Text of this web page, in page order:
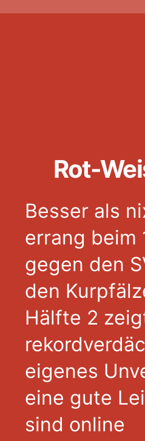
Rot-
Besser als
errang beim
gegen den
den
Hälfte 2
eigenes
eine gute
sind online